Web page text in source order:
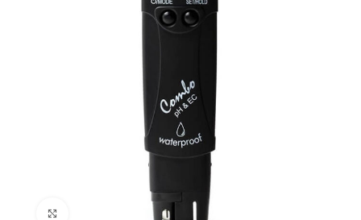
Büyütmek için tıklayın